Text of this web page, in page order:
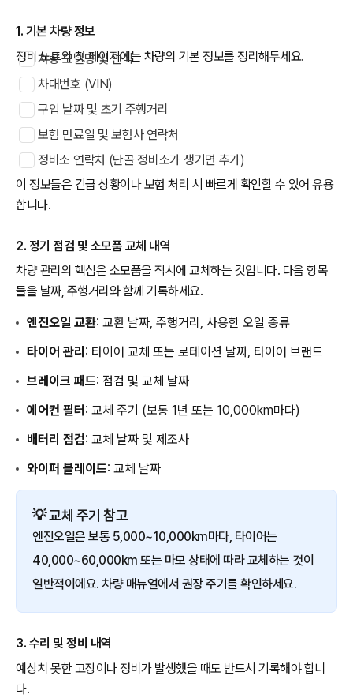
1. 기본 차량 정보
정비 노트의 첫 페이지에는 차량의 기본 정보를 정리해두세요.
차량 모델명 및 연식
차대번호 (VIN)
구입 날짜 및 초기 주행거리
보험 만료일 및 보험사 연락처
정비소 연락처 (단골 정비소가 생기면 추가)
이 정보들은 긴급 상황이나 보험 처리 시 빠르게 확인할 수 있어 유용
합니다.
2. 정기 점검 및 소모품 교체 내역
차량 관리의 핵심은 소모품을 적시에 교체하는 것입니다. 다음 항목
들을 날짜, 주행거리와 함께 기록하세요.
엔진오일 교환: 교환 날짜, 주행거리, 사용한 오일 종류
타이어 관리 : 타이어 교체 또는 로테이션 날짜, 타이어 브랜드
브레이크 패드: 점검 및 교체 날짜
에어컨 필터 : 교체 주기 (보통 1년 또는 10,000km마다)
배터리 점검: 교체 날짜 및 제조사
와이퍼 블레이드: 교체 날짜
💡 교체 주기 참고
엔진오일은 보통 5,000~10,000km마다, 타이어는
40,000~60,000km 또는 마모 상태에 따라 교체하는 것이
일반적이에요. 차량 매뉴얼에서 권장 주기를 확인하세요.
3. 수리 및 정비 내역
예상치 못한 고장이나 정비가 발생했을 때도 반드시 기록해야 합니
다.